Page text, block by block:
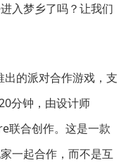
入梦乡了吗？让我们
的派对合作游戏，支
分钟，由设计师
合创作。这是一款
一起合作，而不是互